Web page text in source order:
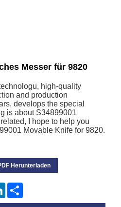
Messer für 9820
high-quality
and production
develops the special
is about S34899001
I hope to help you
Movable Knife for 9820.
Herunterladen
LinkedIn